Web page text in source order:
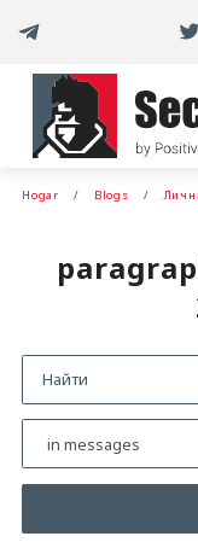
Hogar Blogs